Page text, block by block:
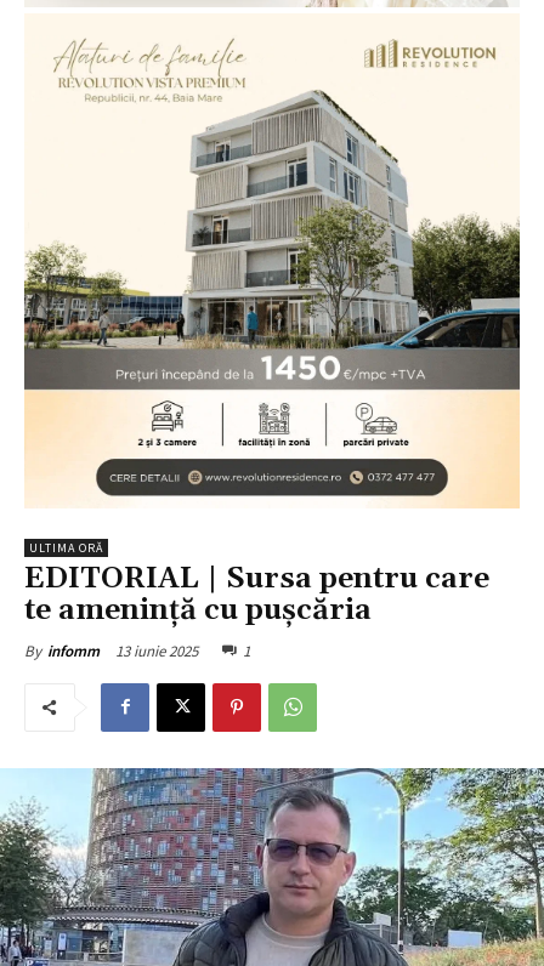
ULTIMA ORĂ
EDITORIAL | Sursa pentru care
te amenință cu pușcăria
By infomm 13 iunie 2025 1